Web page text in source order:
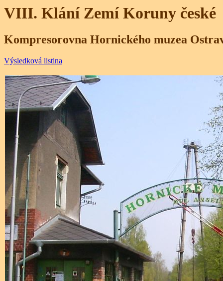
VIII. Klání Zemí Koruny české
Kompresorovna Hornického muzea
Výsledková listina